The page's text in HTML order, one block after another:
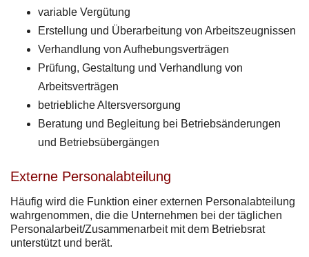
variable Vergütung
Erstellung und Überarbeitung von Arbeitszeugnissen
Verhandlung von Aufhebungsverträgen
Prüfung, Gestaltung und Verhandlung von
Arbeitsverträgen
betriebliche Altersversorgung
Beratung und Begleitung bei Betriebsänderungen
und Betriebsübergängen
Externe Personalabteilung
Häufig wird die Funktion einer externen Personalabteilung
wahrgenommen, die die Unternehmen bei der täglichen
Personalarbeit/Zusammenarbeit mit dem Betriebsrat
unterstützt und berät.